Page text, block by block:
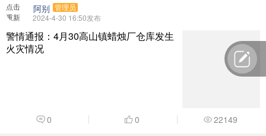
点击
重新
阿别 管理员
2024-4-30 16:50发布
警情通报：4月30高山镇蜡烛厂仓库发生
火灾情况
0 0 22149